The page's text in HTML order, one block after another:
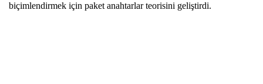
biçimlendirmek için paket anahtarlar teorisini geliştirdi.